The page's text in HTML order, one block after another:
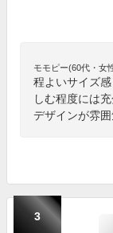
モモピー(60代・女
程よいサイズ
しむ程度には
デザインが雰囲
3